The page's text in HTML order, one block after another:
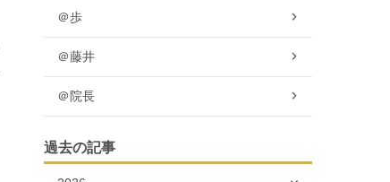
＠歩
＠藤井
＠院長
過去の記事